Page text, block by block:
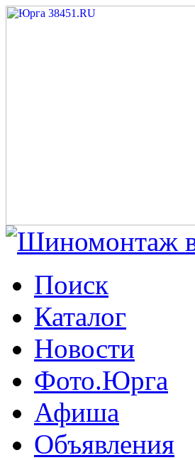
Поиск
Каталог
Новости
Фото.Юрга
Афиша
Объявления